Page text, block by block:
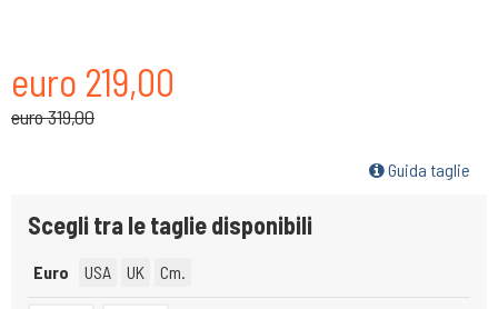
euro 219,00
euro 319,00
Guida taglie
Scegli tra le taglie disponibili
Euro USA UK Cm.